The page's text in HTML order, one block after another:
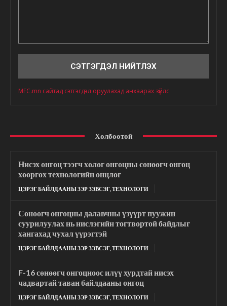
MFC.mn сайтад сэтгэгдэл оруулахад анхаарах зүйлс
Холбоотой
Нисэх онгоц тээгч хөлөг онгоцны сөнөөгч онгоц
хөөргөх технологийн онцлог
ЦЭРЭГ БАЙЛДААНЫ ЗЭР ЗЭВСЭГ, ТЕХНОЛОГИ
Сөнөөгч онгоцны далавчны үзүүрт пуужин
суурилуулах нь нислэгийн тогтвортой байдлыг
хангахад чухал үүрэгтэй
ЦЭРЭГ БАЙЛДААНЫ ЗЭР ЗЭВСЭГ, ТЕХНОЛОГИ
F-16 сөнөөгч онгоцноос илүү хурдтай нисэх
чадвартай таван байлдааны онгоц
ЦЭРЭГ БАЙЛДААНЫ ЗЭР ЗЭВСЭГ, ТЕХНОЛОГИ